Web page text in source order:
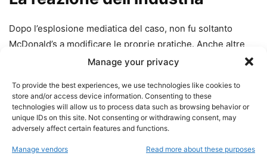
Manage your privacy
To provide the best experiences, we use technologies like cookies to
store and/or access device information. Consenting to these
technologies will allow us to process data such as browsing behavior or
unique IDs on this site. Not consenting or withdrawing consent, may
adversely affect certain features and functions.
Manage vendors Read more about these purposes
Dopo l’esplosione mediatica del caso, non fu soltanto
McDonald’s a modificare le proprie pratiche. Anche altre
grandi catene come Burger King e Taco Bell
ammoniaca nei loro prodotti.
Questo contribuì a consolidare nell’immaginario collettivo
significativa contro il settore del fast food, anche se non